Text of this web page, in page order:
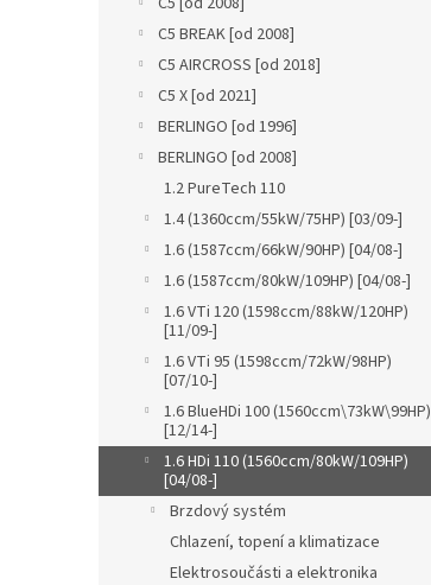
C5 BREAK [od 2008]
C5 AIRCROSS [od 2018]
C5 X [od 2021]
BERLINGO [od 1996]
BERLINGO [od 2008]
1.2 PureTech 110
1.4 (1360ccm/55kW/75HP) [03/09-]
1.6 (1587ccm/66kW/90HP) [04/08-]
1.6 (1587ccm/80kW/109HP) [04/08-]
1.6 VTi 120 (1598ccm/88kW/120HP)
[11/09-]
1.6 VTi 95 (1598ccm/72kW/98HP)
[07/10-]
1.6 BlueHDi 100 (1560ccm\73kW\99HP)
[12/14-]
1.6 HDi 110 (1560ccm/80kW/109HP)
[04/08-]
Brzdový systém
Chlazení, topení a klimatizace
Elektrosoučásti a elektronika